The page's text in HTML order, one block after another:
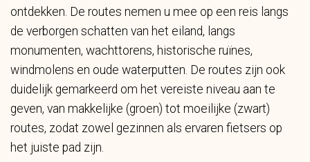
ontdekken. De routes nemen u mee op een reis langs
de verborgen schatten van het eiland, langs
monumenten, wachttorens, historische ruïnes,
windmolens en oude waterputten. De routes zijn ook
duidelijk gemarkeerd om het vereiste niveau aan te
geven, van makkelijke (groen) tot moeilijke (zwart)
routes, zodat zowel gezinnen als ervaren fietsers op
het juiste pad zijn.